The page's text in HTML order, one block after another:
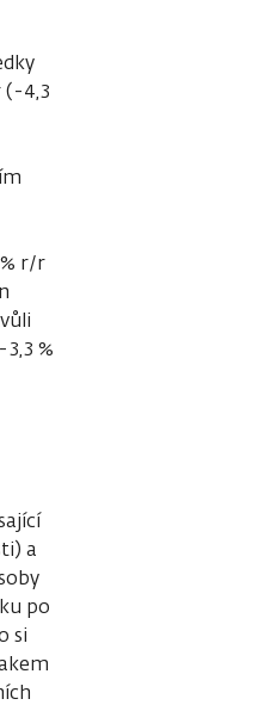
(-4,3
r/r
%
a
po
si